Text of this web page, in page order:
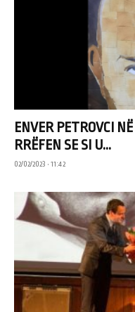
ENVER PETROVCI
RRËFEN SE SI U...
02/02/2023 • 11:42